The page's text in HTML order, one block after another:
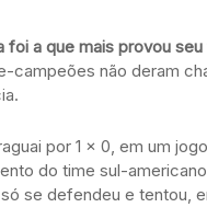
foi a que mais provou
não deram
por 1 x 0, em um
do time sul-
se defendeu e tentou,